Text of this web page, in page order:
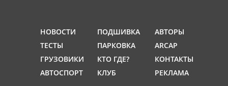
НОВОСТИ
ТЕСТЫ
ГРУЗОВИКИ
АВТОСПОРТ
ПОДШИВКА
ПАРКОВКА
КТО ГДЕ?
КЛУБ
АВТОРЫ
ARCAP
КОНТАКТЫ
РЕКЛАМА